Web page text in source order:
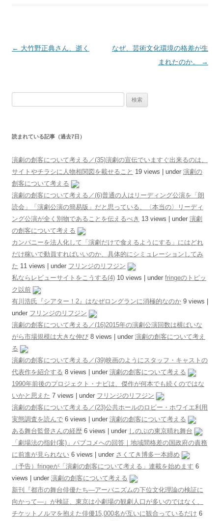
投稿ナビゲーション
← 大竹野正典さん、逝く
なぜ、芸術文化環境の格差が生
まれたのか。
→
読まれている記事（過去7日）
演劇の創客について考える／(35)演劇の宣伝でいますぐ出来るのは、
サイトやチラシに人物相関図を載せること 19 views under 演劇の
創客について考える
演劇の創客について考える／(6)普通の人はリーディング公演を「朗
読会」「演劇公演の簡易版」だと思っている、〈本当の〉リーディ
ング公演が全く別物であることを伝えるべき 13 views under 演劇
の創客について考える
カンパニーを法人化して「演劇だけで食えるようにする」にはどれ
だけ稼いで動員すればいいのか、具体的にシミュレーションしてみ
た 11 views under フリンジのリフジン
私ならレビューサイトをこうする(4) 10 views under fringeのトピッ
ク以前
有川浩氏『シアター！2』はなぜロングランに消極的なのか 9 views
under フリンジのリフジン
演劇の創客について考える／(16)2015年の演劇公演回数は横ばいな
がら市場規模は大きな伸び 8 views under 演劇の創客について考え
る
演劇の創客について考える／(39)映画のようにスタッフ・キャストの
代表作を紹介する 8 views under 演劇の創客について考える
1990年前後のプロジェクト・ナビは、傑作が何本でも続くのではな
いかと思えた 7 views under フリンジのリフジン
演劇の創客について考える／(23)公共ホールのロビー・ホワイエ利用
実態調査を読んで 6 views under 演劇の創客について考える
ある舞台監督さんの経歴 6 views under しのぶの東京晴れ舞台
「劇場法の指針(案)」パブコメへの回答｜地域間格差の国政府の責務
に前進が見られない 6 views under さくてき博多一本締め
（予告）fringeが「演劇の創客について考える」連載を始めます 6
views
under 演劇の創客について考える
新刊『都市の舞台俳優たち―アーバニズムの下位文化理論の検証に
向かって―』が検証、東京は小劇場の観劇人口が多いのではなく、
チケットノルマを抱えた俳優15,000名が互いに観合っているだけ 6